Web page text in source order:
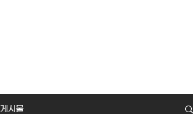
게시물